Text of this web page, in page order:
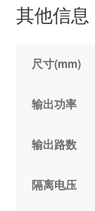
其他信息
尺寸(mm)
输出功率
输出路数
隔离电压